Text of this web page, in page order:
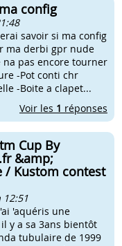
config
savoir si ma config
ma derbi gpr nude
na pas encore tourner
-Pot conti chr
-Boite a clapet...
Voir les 1 réponses
Cup By
&amp;
/ Kustom contest
12:51
'aquéris une
y a sa 3ans bientôt
tubulaire de 1999